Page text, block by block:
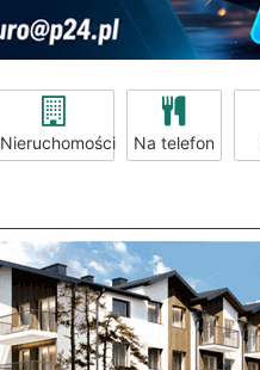
Nieruchomości Na telefon